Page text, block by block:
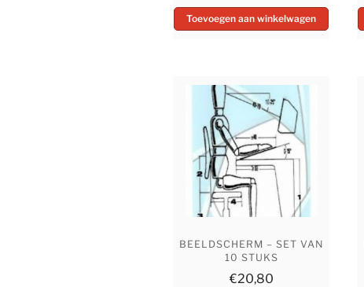
Toevoegen aan winkelwagen
BEELDSCHERM – SET VAN
10 STUKS
€20,80